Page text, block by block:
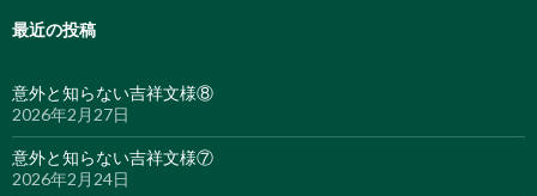
最近の投稿
意外と知らない吉祥文様⑧
2026年2月27日
意外と知らない吉祥文様⑦
2026年2月24日